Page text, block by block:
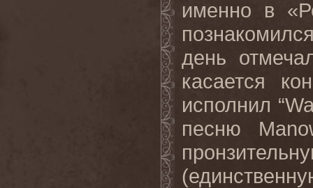
именно в
день
касается
исполнил
песню